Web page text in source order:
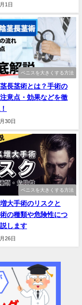
1日
ペニスを大きくする方法
長茎術とは？手術の
意点・効果などを徹
30日
ペニスを大きくする方法
大手術のリスクと
の種類や危険性につ
します
26日